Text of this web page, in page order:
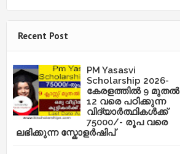
Recent Post
PM Yasasvi
Scholarship 2026-
കേരളത്തിൽ 9 മുതൽ
12 വരെ പഠിക്കുന്ന
വിദ്യാർത്ഥികൾക്ക്
75000/- രൂപ വരെ
ലഭിക്കുന്ന സ്കോളർഷിപ്